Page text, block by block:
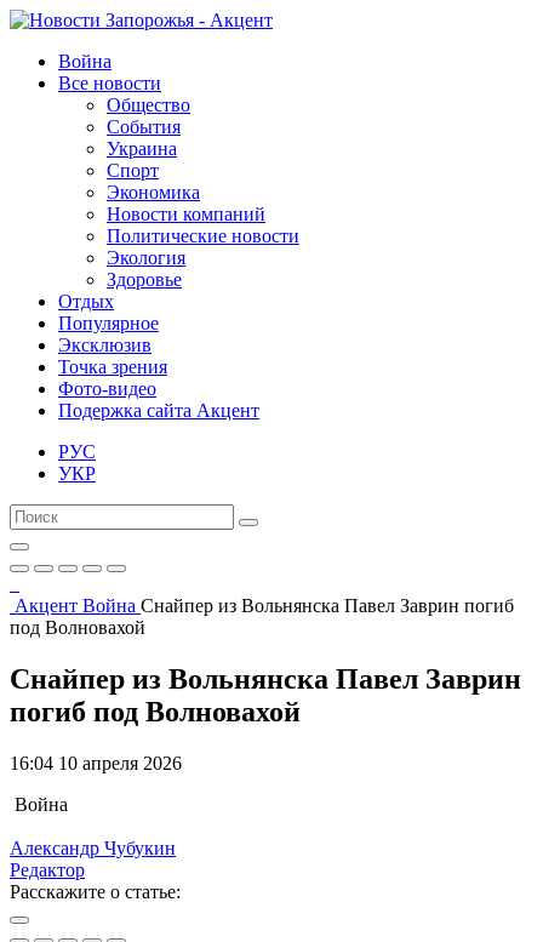
Война
Все новости
Общество
События
Украина
Спорт
Экономика
Новости компаний
Политические новости
Экология
Здоровье
Отдых
Популярное
Эксклюзив
Точка зрения
Фото-видео
Подержка сайта Акцент
РУС
УКР
Акцент Война Снайпер из Вольнянска Павел Заврин погиб
под Волновахой
Снайпер из Вольнянска Павел Заврин
погиб под Волновахой
16:04 10 апреля 2026
Война
Александр Чубукин
Редактор
Расскажите о статье: